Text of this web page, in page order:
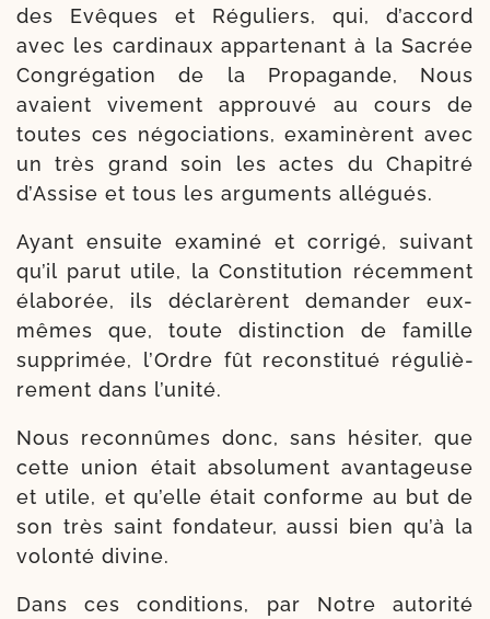
des Evêques et Réguliers, qui, d’ac­cord
avec les car­di­naux appar­te­nant à la Sacrée
Congréga­tion de la Propagande, Nous
avaient vive­ment approu­vé au cours de
toutes ces négo­cia­tions, exa­mi­nèrent avec
un très grand soin les actes du Chapitré
d’Assise et tous les argu­ments allégués.
Ayant ensuite exa­mi­né et cor­ri­gé, sui­vant
qu’il parut utile, la Constitution récem­ment
éla­bo­rée, ils décla­rèrent deman­der eux-
mêmes que, toute dis­tinc­tion de famille
sup­pri­mée, l’Ordre fût recons­ti­tué régu­liè­
re­ment dans l’unité.
Nous recon­nûmes donc, sans hési­ter, que
cette union était abso­lument avan­ta­geuse
et utile, et qu’elle était conforme au but de
son très saint fon­da­teur, aus­si bien qu’à la
volon­té divine.
Dans ces condi­tions, par Notre auto­ri­té